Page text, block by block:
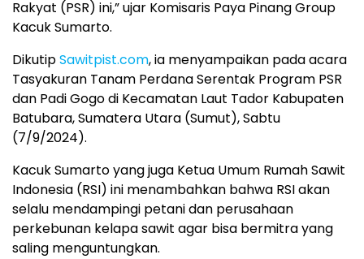
Rakyat (PSR) ini,” ujar Komisaris Paya Pinang Group
Kacuk Sumarto.
DikutipSawitpist.com, ia menyampaikan pada acara
Tasyakuran Tanam Perdana Serentak Program PSR
dan Padi Gogo di Kecamatan Laut Tador Kabupaten
Batubara, Sumatera Utara (Sumut), Sabtu
(7/9/2024).
Kacuk Sumarto yang juga Ketua Umum Rumah Sawit
Indonesia (RSI) ini menambahkan bahwa RSI akan
selalu mendampingi petani dan perusahaan
perkebunan kelapa sawit agar bisa bermitra yang
saling menguntungkan.